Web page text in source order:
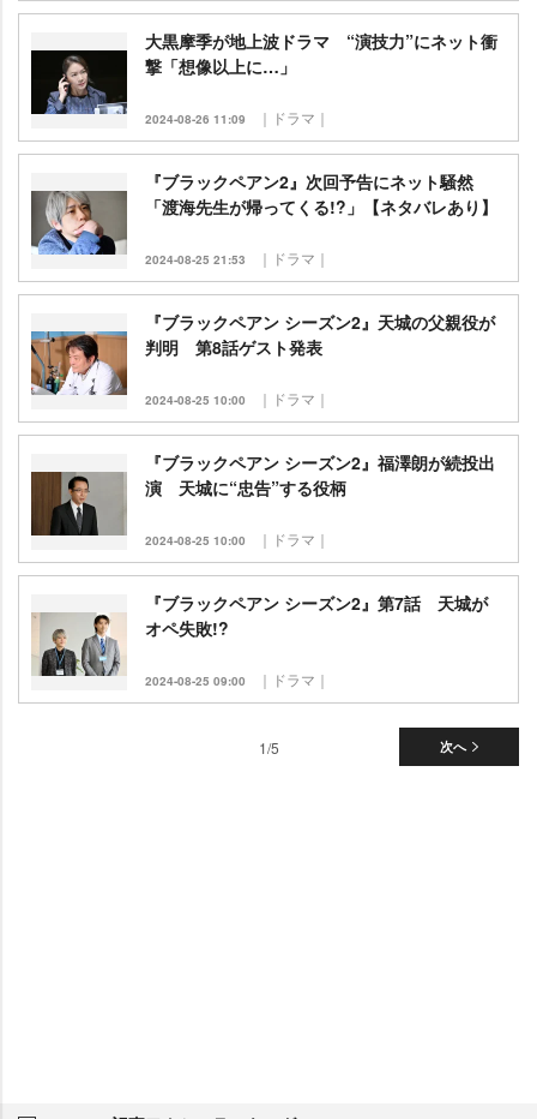
大黒摩季が地上波ドラマ “演技力”にネット衝
撃「想像以上に…」
2024-08-26 11:09 ｜ドラマ｜
『ブラックペアン2』次回予告にネット騒然
「渡海先生が帰ってくる!?」【ネタバレあり】
2024-08-25 21:53 ｜ドラマ｜
『ブラックペアン シーズン2』天城の父親役が
判明 第8話ゲスト発表
2024-08-25 10:00 ｜ドラマ｜
『ブラックペアン シーズン2』福澤朗が続投出
演 天城に“忠告”する役柄
2024-08-25 10:00 ｜ドラマ｜
『ブラックペアン シーズン2』第7話 天城が
オペ失敗!?
2024-08-25 09:00 ｜ドラマ｜
次へ
1/5